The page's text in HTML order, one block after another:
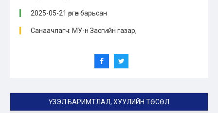
2025-05-21 өргөн барьсан
Санаачлагч: МУ-н Засгийн газар,
ҮЗЭЛ БАРИМТЛАЛ, ХУУЛИЙН ТӨСӨЛ